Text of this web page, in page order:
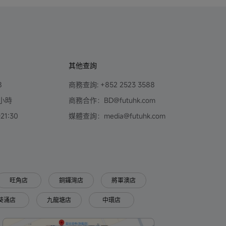
時
其他查詢
商務查詢: +852 2523 3588
商務合作：BD@futuhk.com
媒體查詢：media@futuhk.com
旺角店 銅鑼灣店 將軍澳店
涌店 九龍塘店 中環店